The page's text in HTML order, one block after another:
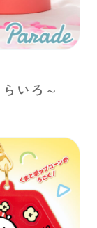
いろ～